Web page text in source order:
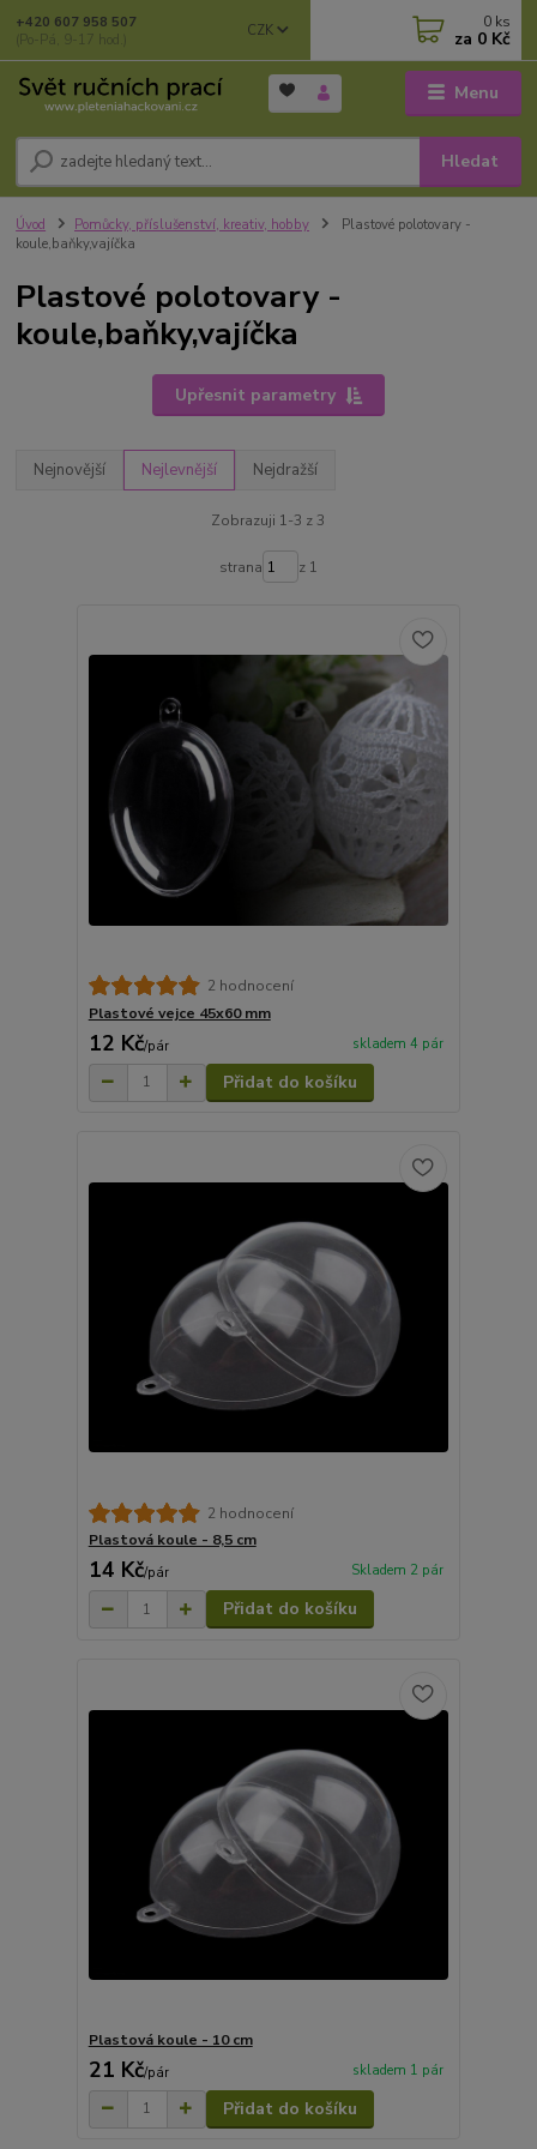
Menu
CZK
Hledat
+420 607 958 507
(Po-Pá, 9-17 hod.)
0 ks
za 0 Kč
Úvod Pomůcky, příslušenství, kreativ, hobby
Plastové polotovary -
koule,baňky,vajíčka
Plastové polotovary -
koule,baňky,vajíčka
Upřesnit parametry
Nejnovější Nejlevnější Nejdražší
Zobrazuji 1-3 z 3
strana z 1
2 hodnocení
Plastové vejce 45x60 mm
12 Kč/pár skladem 4 pár
Přidat do košíku
2 hodnocení
Plastová koule - 8,5 cm
14 Kč/pár Skladem 2 pár
Přidat do košíku
Plastová koule - 10 cm
21 Kč/pár skladem 1 pár
Přidat do košíku